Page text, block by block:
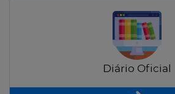
Diário Oficial